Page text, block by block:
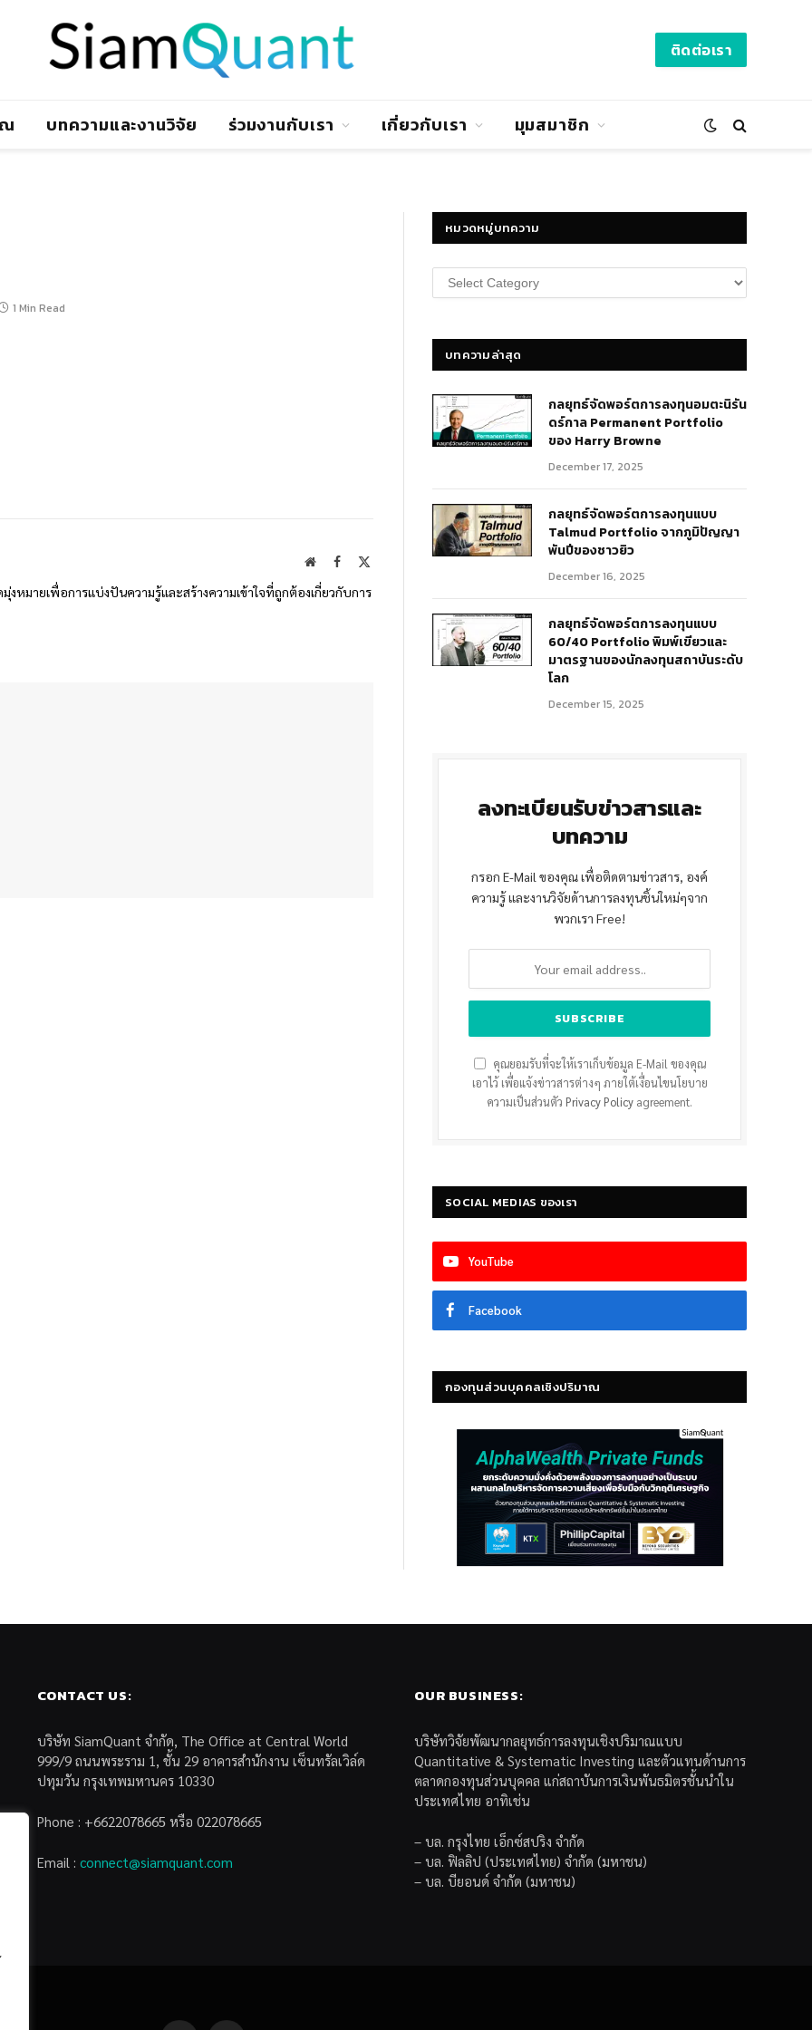
ติดต่อเรา
บทความและงานวิจัย ร่วมงานกับเรา เกี่ยวกับเรา มุมสมาชิก
1 Min Read
WebsiteFacebook
งหมายเพื่อการแบ่งปันความรู้และสร้างความเข้าใจที่ถูกต้องเกี่ยวกับการ
หมวดหมู่บทความ
หมวด
หมู่
บทความล่าสุด
กลยุทธ์​จัดพอร์ตการลงทุนอมตะนิรัน
ดร์กาล Permanent Portfolio
ของ Harry Browne
December 17, 2025
กลยุทธ์จัดพอร์ตการลงทุนแบบ
Talmud Portfolio จากภูมิปัญญา
พันปีของชาวยิว
December 16, 2025
กลยุทธ์จัดพอร์ตการลงทุนแบบ
60/40 Portfolio พิมพ์เขียวและ
มาตรฐานของนักลงทุนสถาบันระดับ
โลก
December 15, 2025
ลงทะเบียนรับข่าวสารและ
บทความ
กรอก E-Mail ของคุณ เพื่อติดตามข่าวสาร, องค์
ความรู้ และงานวิจัยด้านการลงทุนชิ้นใหม่ๆจาก
พวกเรา Free!
คุณยอมรับที่จะให้เราเก็บข้อมูล E-Mail ของคุณ
เอาไว้ เพื่อแจ้งข่าวสารต่างๆ ภายใต้เงื่อนไขนโยบาย
ความเป็นส่วนตัว Privacy Policy agreement.
SOCIAL MEDIAS ของเรา
YouTube
Facebook
กองทุนส่วนบุคคลเชิงปริมาณ
CONTACT US:
บริษัท SiamQuant จำกัด, The Office at Central World
999/9 ถนนพระราม 1, ชั้น 29 อาคารสำนักงาน เซ็นทรัลเวิล์ด
ปทุมวัน กรุงเทพมหานคร 10330
Phone : +6622078665 หรือ 022078665
Email : connect@siamquant.com
OUR BUSINESS:
บริษัทวิจัยพัฒนากลยุทธ์การลงทุนเชิงปริมาณแบบ
Quantitative & Systematic Investing และตัวแทนด้านการ
ตลาดกองทุนส่วนบุคคล แก่สถาบันการเงินพันธมิตรชั้นนำใน
ประเทศไทย อาทิเช่น
– บล. กรุงไทย เอ็กซ์สปริง จำกัด
– บล. ฟิลลิป (ประเทศไทย) จำกัด (มหาชน)
– บล. บียอนด์ จำกัด (มหาชน)